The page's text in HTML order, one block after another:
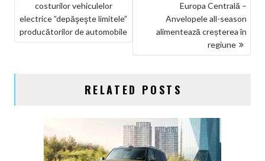
ARTICOLE
costurilor vehiculelor
electrice ”depăşeşte limitele”
producătorilor de automobile
Europa Centrală –
Anvelopele all-season
alimentează creșterea în
regiune
RELATED POSTS